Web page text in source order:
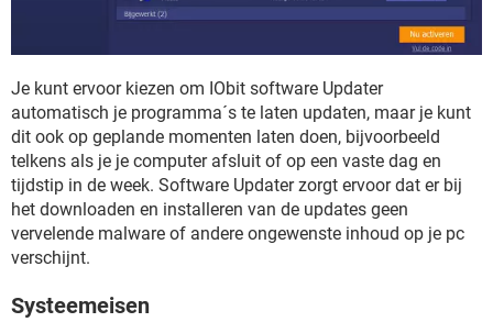
Je kunt ervoor kiezen om IObit software Updater
automatisch je programma´s te laten updaten, maar je kunt
dit ook op geplande momenten laten doen, bijvoorbeeld
telkens als je je computer afsluit of op een vaste dag en
tijdstip in de week. Software Updater zorgt ervoor dat er bij
het downloaden en installeren van de updates geen
vervelende malware of andere ongewenste inhoud op je pc
verschijnt.
Systeemeisen